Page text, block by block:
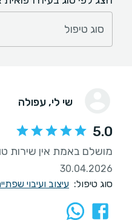
סוג טיפול
שי לי, עפולה
5.0
מושלם באמת אין שירות
30.04.2026
סוג טיפול: עיצוב ועיבוי